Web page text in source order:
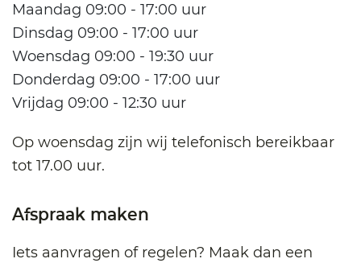
Maandag 09:00 - 17:00 uur
Dinsdag 09:00 - 17:00 uur
Woensdag 09:00 - 19:30 uur
Donderdag 09:00 - 17:00 uur
Vrijdag 09:00 - 12:30 uur
Op woensdag zijn wij telefonisch bereikbaar
tot 17.00 uur.
Afspraak maken
Iets aanvragen of regelen? Maak dan een